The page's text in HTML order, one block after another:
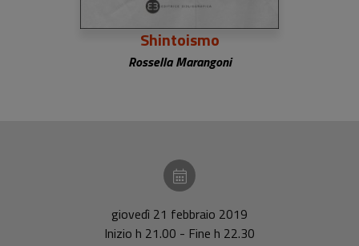
Shintoismo
Rossella Marangoni
giovedì 21 febbraio 2019
Inizio h 21.00 - Fine h 22.30